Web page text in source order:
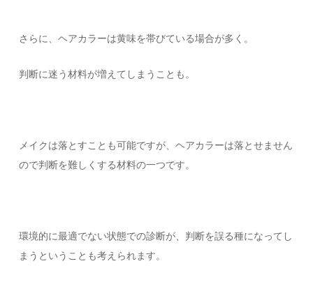
さらに、ヘアカラーは黄味を帯びている場合が多く。
判断に迷う材料が増えてしまうことも。
メイクは落とすことも可能ですが、ヘアカラーは落とせません
ので判断を難しくする材料の一つです。
環境的に最適でない状態での診断が、判断を誤る種になってし
まうということも考えられます。